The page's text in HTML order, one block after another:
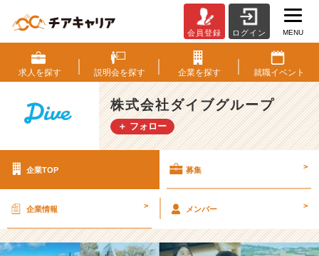
式
会
社
ダ
イ
ブ
プ
用/
求
会員登録 ログイン MENU
求人を探す 説明会を探す 企業を探す 就職イベント
株式会社ダイブグループ
＋ フォロー
企業TOP 募集 >
企業情報 > メンバー >